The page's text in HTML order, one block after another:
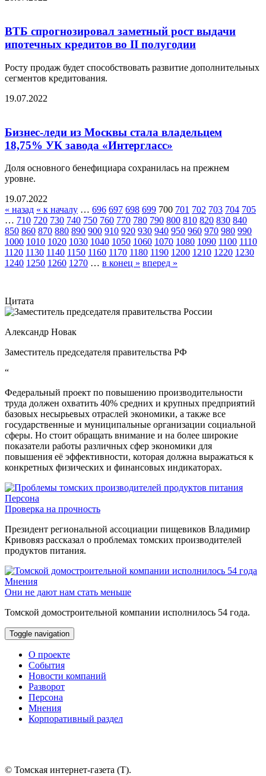
ВТБ спрогнозировал заметный рост выдачи
ипотечных кредитов во II полугодии
Росту продаж будет способствовать развитие дополнительных
сегментов кредитования.
19.07.2022
Бизнес-леди из Москвы стала владельцем
18,75% УК завода «Интергласс»
Доля основного бенефициара сохранилась на прежнем
уровне.
19.07.2022
« назад « к началу … 696 697 698 699 700 701 702 703 704 705
… 710 720 730 740 750 760 770 780 790 800 810 820 830 840
850 860 870 880 890 900 910 920 930 940 950 960 970 980 990
1000 1010 1020 1030 1040 1050 1060 1070 1080 1090 1100 1110
1120 1130 1140 1150 1160 1170 1180 1190 1200 1210 1220 1230
1240 1250 1260 1270 … в конец » вперед »
Цитата
Александр Новак
Заместитель председателя правительства РФ
“
Федеральный проект по повышению производительности
труда должен охватить 40% средних и крупных предприятий
базовых несырьевых отраслей экономики, а также все
государственные и муниципальные организации социальной
сферы. Но стоит обращать внимание и на более широкие
показатели работы различных сфер экономики для
повышения её эффективности, которая должна выражаться к
конкретных физических и финансовых индикаторах.
Персона
Проверка на прочность
Президент региональной ассоциации пищевиков Владимир
Кривовяз рассказал о проблемах томских производителей
продуктов питания.
Мнения
Они не дают нам стать меньше
Томской домостроительной компании исполнилось 54 года.
Toggle navigation
О проекте
События
Новости компаний
Разворот
Персона
Мнения
Корпоративный раздел
© Томская интернет-газета (Т).